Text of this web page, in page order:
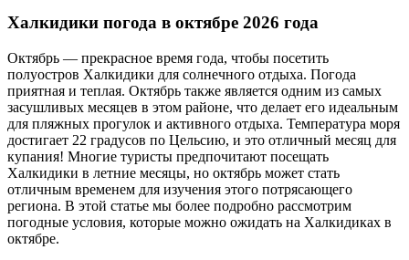
Халкидики погода в октябре 2026 года
Октябрь — прекрасное время года, чтобы посетить
полуостров Халкидики для солнечного отдыха. Погода
приятная и теплая. Октябрь также является одним из самых
засушливых месяцев в этом районе, что делает его идеальным
для пляжных прогулок и активного отдыха. Температура моря
достигает 22 градусов по Цельсию, и это отличный месяц для
купания! Многие туристы предпочитают посещать
Халкидики в летние месяцы, но октябрь может стать
отличным временем для изучения этого потрясающего
региона. В этой статье мы более подробно рассмотрим
погодные условия, которые можно ожидать на Халкидиках в
октябре.